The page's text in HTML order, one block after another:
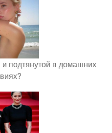
и подтянутой в домашних